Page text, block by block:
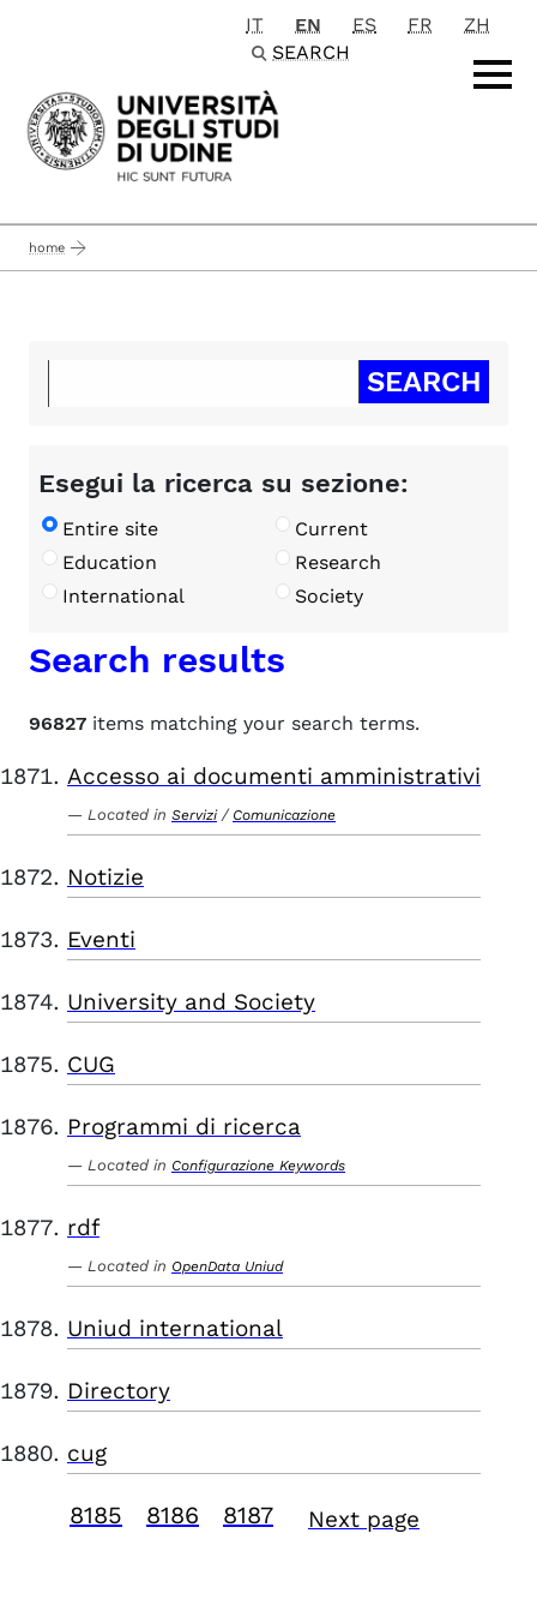
Passa al contenuto principale
IT EN ES FR
ZH
SEARCH
home
Esegui la ricerca su sezione:
Entire site
Current
Education
Research
International
Society
Search results
96827 items matching your search terms.
Accesso ai documenti amministrativi
Located in Servizi / Comunicazione
Notizie
Eventi
University and Society
CUG
Programmi di ricerca
Located in Configurazione Keywords
rdf
Located in OpenData Uniud
Uniud international
Directory
cug
8185 8186 8187 Next page